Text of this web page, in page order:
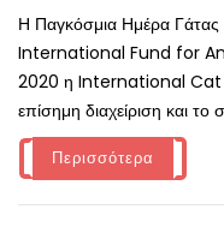
Η Παγκόσμια Ημέρα
International Fund for
2020 η International Cat
επίσημη διαχείριση και
Περισσότερα